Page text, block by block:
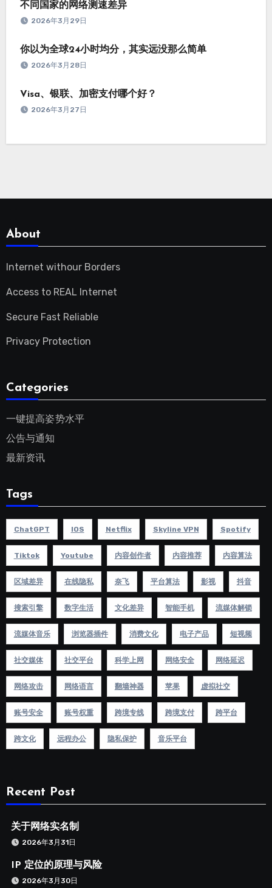
不同国家的网络测速差异
2026年3月29日
你以为全球24小时均分，其实远没那么简单
2026年3月28日
Visa、银联、加密支付哪个好？
2026年3月27日
About
Internet withour Borders
Access to REAL Internet
Secure Fast Reliable
Privacy Protection
Categories
一键提高姿势水平
公告与通知
最新资讯
Tags
ChatGPT IOS Netflix Skyline VPN Spotify
Tiktok Youtube 内容创作者 内容推荐 内容算法
区域差异 在线隐私 奈飞 平台算法 影视 抖音
搜索引擎 数字生活 文化差异 智能手机 流媒体解锁
流媒体音乐 浏览器插件 消费文化 电子产品 短视频
社交媒体 社交平台 科学上网 网络安全 网络延迟
网络攻击 网络语言 翻墙神器 苹果 虚拟社交
账号安全 账号权重 跨境专线 跨境支付 跨平台
跨文化 远程办公 隐私保护 音乐平台
Recent Post
关于网络实名制
2026年3月31日
IP 定位的原理与风险
2026年3月30日